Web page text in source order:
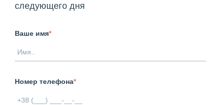
следующего дня
Ваше имя*
Номер телефона*